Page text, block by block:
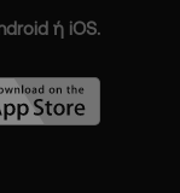
ή iOS.